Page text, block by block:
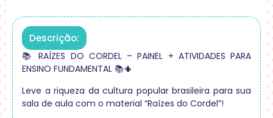
Descrição:
📚 RAÍZES DO CORDEL – PAINEL + ATIVIDADES PARA
ENSINO FUNDAMENTAL 📚🌵
Leve a riqueza da cultura popular brasileira para sua
sala de aula com o material “Raízes do Cordel”!